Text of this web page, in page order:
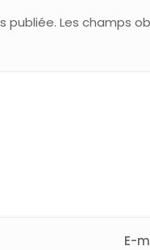
publiée. Les champs
E-